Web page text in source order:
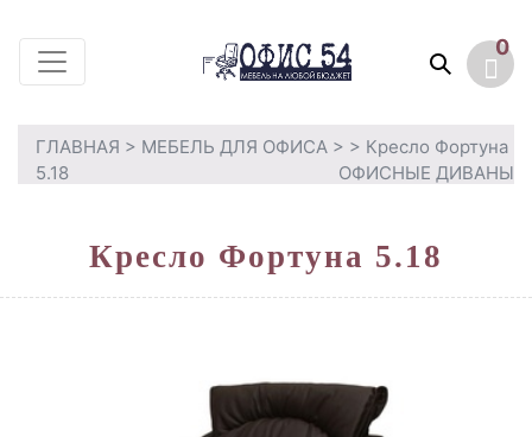
ГЛАВНАЯ > МЕБЕЛЬ ДЛЯ ОФИСА >
ОФИСНЫЕ ДИВАНЫ
> Кресло Фортуна
5.18
Кресло Фортуна 5.18
0